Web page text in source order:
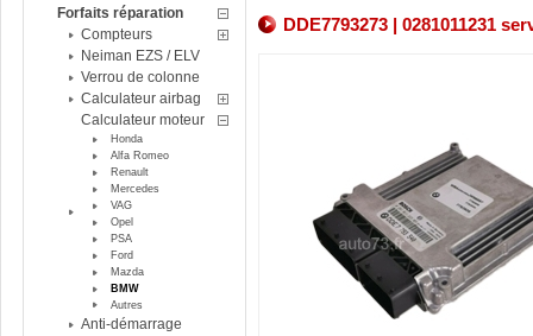
Forfaits réparation
Compteurs
Neiman EZS / ELV
Verrou de colonne
Calculateur airbag
Calculateur moteur
Honda
Alfa Romeo
Renault
Mercedes
VAG
Opel
PSA
Ford
Mazda
BMW
Autres
Anti-démarrage
DDE7793273 | 0281011231